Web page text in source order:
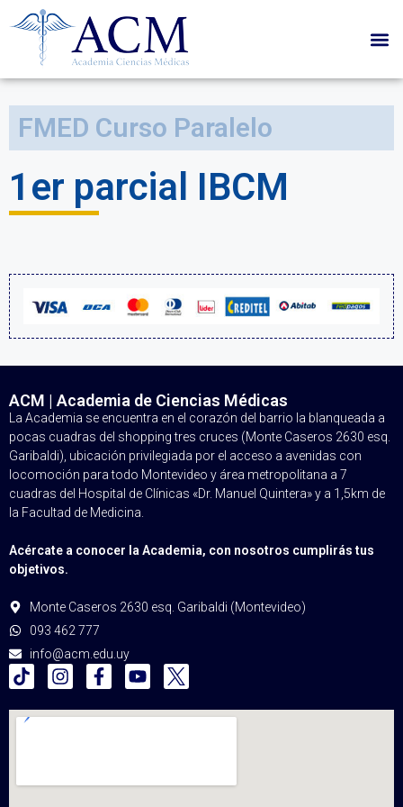
FMED Curso Paralelo
1er parcial IBCM
ACM | Academia de Ciencias Médicas
La Academia se encuentra en el corazón del barrio la blanqueada a
pocas cuadras del shopping tres cruces (Monte Caseros 2630 esq.
Garibaldi), ubicación privilegiada por el acceso a avenidas con
locomoción para todo Montevideo y área metropolitana a 7
cuadras del Hospital de Clínicas «Dr. Manuel Quintera» y a 1,5km de
la Facultad de Medicina.
Acércate a conocer la Academia, con nosotros cumplirás tus
objetivos.
Monte Caseros 2630 esq. Garibaldi (Montevideo)
093 462 777
info@acm.edu.uy